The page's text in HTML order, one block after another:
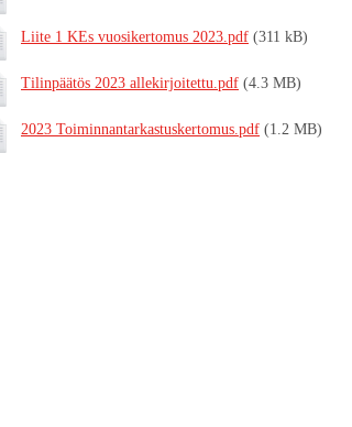
Liite 1 KEs vuosikertomus 2023.pdf (311 kB)
Tilinpäätös 2023 allekirjoitettu.pdf (4.3 MB)
2023 Toiminnantarkastuskertomus.pdf (1.2 MB)